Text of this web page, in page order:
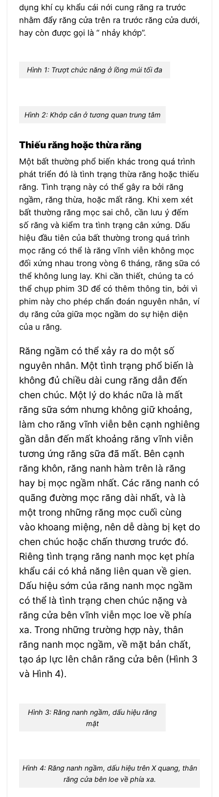
dụng khí cụ khẩu cái nới cung răng ra trước
nhằm đẩy răng cửa trên ra trước răng cửa dưới,
hay còn được gọi là “ nhảy khớp’’.
Hình 1: Trượt chức năng ở lồng múi tối đa
Hình 2: Khớp cắn ở tương quan trung tâm
Thiếu răng hoặc thừa răng
Một bất thường phổ biến khác trong quá trình
phát triển đó là tình trạng thừa răng hoặc thiếu
răng. Tình trạng này có thể gây ra bởi răng
ngầm, răng thừa, hoặc mất răng. Khi xem xét
bất thường răng mọc sai chỗ, cần lưu ý đếm
số răng và kiểm tra tình trạng cân xứng. Dấu
hiệu đầu tiên của bất thường trong quá trình
mọc răng có thể là răng vĩnh viễn không mọc
đối xứng nhau trong vòng 6 tháng, răng sữa có
thể không lung lay. Khi cần thiết, chúng ta có
thể chụp phim 3D để có thêm thông tin, bởi vì
phim này cho phép chẩn đoán nguyên nhân, ví
dụ răng cửa giữa mọc ngầm do sự hiện diện
của u răng.
Răng ngầm có thể xảy ra do một số
nguyên nhân. Một tình trạng phổ biến là
không đủ chiều dài cung răng dẫn đến
chen chúc. Một lý do khác nữa là mất
răng sữa sớm nhưng không giữ khoảng,
làm cho răng vĩnh viễn bên cạnh nghiêng
gần dẫn đến mất khoảng răng vĩnh viễn
tương ứng răng sữa đã mất. Bên cạnh
răng khôn, răng nanh hàm trên là răng
hay bị mọc ngầm nhất. Các răng nanh có
quãng đường mọc răng dài nhất, và là
một trong những răng mọc cuối cùng
vào khoang miệng, nên dễ dàng bị kẹt do
chen chúc hoặc chấn thương trước đó.
Riêng tình trạng răng nanh mọc kẹt phía
khẩu cái có khả năng liên quan về gien.
Dấu hiệu sớm của răng nanh mọc ngầm
có thể là tình trạng chen chúc nặng và
răng cửa bên vĩnh viễn mọc loe về phía
xa. Trong những trường hợp này, thân
răng nanh mọc ngầm, về mặt bản chất,
tạo áp lực lên chân răng cửa bên (Hình 3
và Hình 4).
Hình 3: Răng nanh ngầm, dấu hiệu răng
mặt
Hình 4: Răng nanh ngầm, dấu hiệu trên X quang, thân
răng cửa bên loe về phía xa.